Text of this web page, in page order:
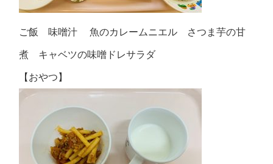
ご飯 味噌汁 魚のカレームニエル さつま芋の甘
煮 キャベツの味噌ドレサラダ
【おやつ】